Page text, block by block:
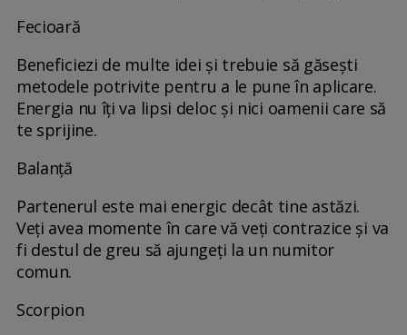
Fecioară
Beneficiezi de multe idei și trebuie să găsești
metodele potrivite pentru a le pune în aplicare.
Energia nu îți va lipsi deloc și nici oamenii care să
te sprijine.
Balanță
Partenerul este mai energic decât tine astăzi.
Veți avea momente în care vă veți contrazice și va
fi destul de greu să ajungeți la un numitor
comun.
Scorpion